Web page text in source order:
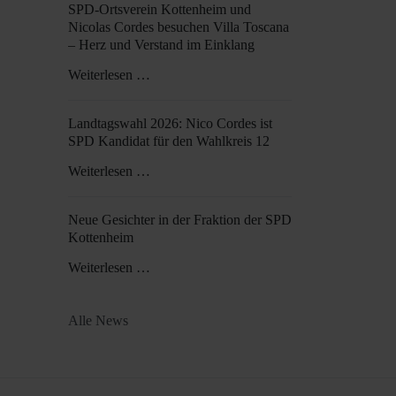
SPD-Ortsverein Kottenheim und
Nicolas Cordes besuchen Villa Toscana
– Herz und Verstand im Einklang
Weiterlesen …
Landtagswahl 2026: Nico Cordes ist
SPD Kandidat für den Wahlkreis 12
Weiterlesen …
Neue Gesichter in der Fraktion der SPD
Kottenheim
Weiterlesen …
Alle News